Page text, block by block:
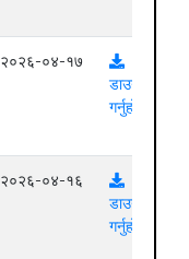
२०२६-०४-१७
डाउनलोड
गर्नुहोस्
२०२६-०४-१६
डाउनलोड
गर्नुहोस्